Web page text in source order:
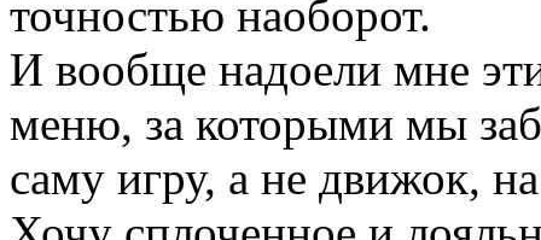
точностью наоборот.
И вообще надоели мне
меню, за которыми мы
саму игру, а не движок,